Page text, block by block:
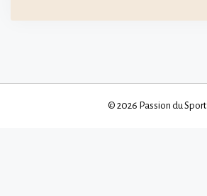
© 2026 Passion du Sport